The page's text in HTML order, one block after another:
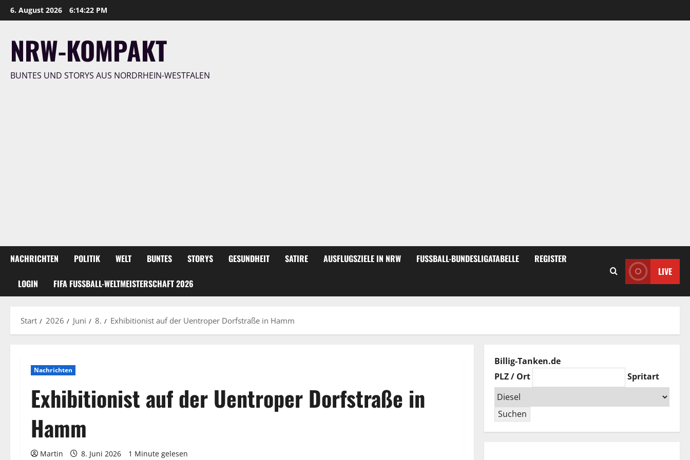
Zum
Inhalt
6. August 2026 6:14:24 PM
NRW-KOMPAKT
BUNTES UND STORYS AUS NORDRHEIN-WESTFALEN
NACHRICHTEN POLITIK WELT BUNTES STORYS GESUNDHEIT SATIRE AUSFLUGSZIELE IN NRW FUSSBALL-BUNDESLIGATABELLE REGISTER
LOGIN FIFA FUSSBALL-WELTMEISTERSCHAFT 2026
LIVE
Start 2026 Juni 8. Exhibitionist auf der Uentroper Dorfstraße in Hamm
Nachrichten
Exhibitionist auf der Uentroper Dorfstraße in
Hamm
Martin 8. Juni 2026 1 Minute gelesen
Billig-Tanken.de
PLZ / Ort
Spritart
Suchen